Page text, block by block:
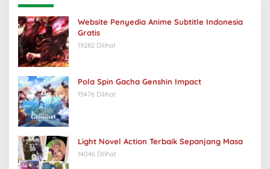
Website Penyedia Anime Subtitle Indonesia
Gratis
19282 Dilihat
Pola Spin Gacha Genshin Impact
15476 Dilihat
Light Novel Action Terbaik Sepanjang Masa
14046 Dilihat